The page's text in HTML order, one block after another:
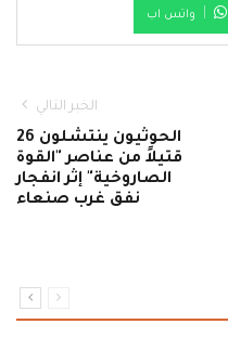
واتس اب
الخبر التالي
الحوثيون ينتشلون 26
قتيلاً من عناصر "القوة
الصاروخية" إثر انفجار
نفق غرب صنعاء